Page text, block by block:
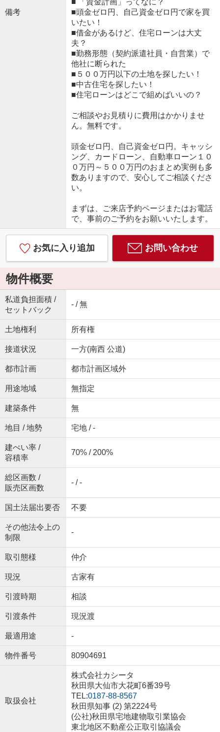
備考
■ 「資金計画」ってなに？
■頭金ゼロ円、自己資金ゼロ円で家を買
いたい！
■借金があるけど、住宅ローンは大丈
夫？
■勤務形態（契約派遣社員・自営業）で
他社に断られた
■５００万円以下の土地を探したい！
■中古住宅を探したい！
■住宅ローンはどこで組めばいいの？
ご相談やお見積りに費用はかかりませ
ん。無料です。
頭金ゼロ円、自己資金ゼロ円。キャッシ
ング、カードローン、自動車ローン１０
０万円～５００万円のおまとめ実例も多
数ありますので、安心してご相談くださ
い。
まずは、ご来店予約ページまたはお電話
で、事前のご予約をお願いいたします。
お気に入り追加 お問い合わせ
物件概要
私道負担面積 /
セットバック
- / 無
土地権利 所有権
接道状況 一方(南西 公道)
都市計画 都市計画区域外
用途地域 無指定
建築条件 無
地目 / 地勢 宅地 / -
建ぺい率 /
容積率
70% / 200%
総区画数 /
販売区画数
- / -
国土法届出要否 不要
その他法令上の
制限
-
取引態様 仲介
現況 古家有
引渡時期 相談
引渡条件 現況渡
最適用途 -
物件番号 80904691
取扱会社
株式会社カシータ
秋田県大仙市大花町6番39号
TEL:0187-88-8567
秋田県知事 (2) 第2224号
(公社)秋田県宅地建物取引業協会
東北地区不動産公正取引協議会